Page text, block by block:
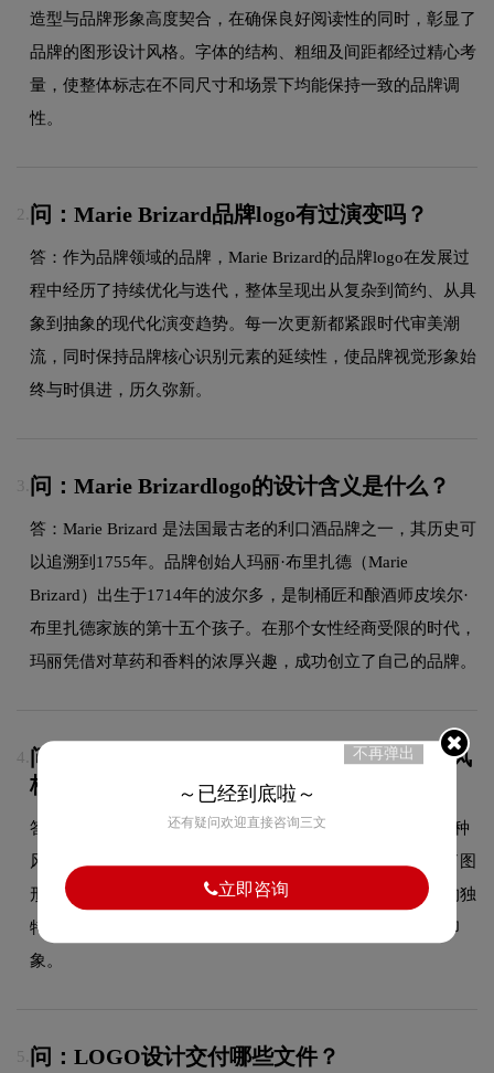
造型与品牌形象高度契合，在确保良好阅读性的同时，彰显了
品牌的图形设计风格。字体的结构、粗细及间距都经过精心考
量，使整体标志在不同尺寸和场景下均能保持一致的品牌调
性。
2. 问：Marie Brizard品牌logo有过演变吗？
答：作为品牌领域的品牌，Marie Brizard的品牌logo在发展过
程中经历了持续优化与迭代，整体呈现出从复杂到简约、从具
象到抽象的现代化演变趋势。每一次更新都紧跟时代审美潮
流，同时保持品牌核心识别元素的延续性，使品牌视觉形象始
终与时俱进，历久弥新。
3. 问：Marie Brizardlogo的设计含义是什么？
答：Marie Brizard 是法国最古老的利口酒品牌之一，其历史可
以追溯到1755年。品牌创始人玛丽·布里扎德（Marie
Brizard）出生于1714年的波尔多，是制桶匠和酿酒师皮埃尔·
布里扎德家族的第十五个孩子。在那个女性经商受限的时代，
玛丽凭借对草药和香料的浓厚兴趣，成功创立了自己的品牌。
4. 问：Marie Brizard的品牌logo属于什么设计风
格？
答：Marie Brizard品牌logo整体呈现出图形的设计风格。这种
风格在品牌领域具有较好的适用性，设计师在标志中融合了图
形的核心手法，既符合行业的一般审美特征，又突出品牌的独
特个性，能够在众多竞品中脱颖而出，给消费者留下深刻印
象。
5. 问：LOGO设计交付哪些文件？
不再弹出
～已经到底啦～
还有疑问欢迎直接咨询三文
立即咨询